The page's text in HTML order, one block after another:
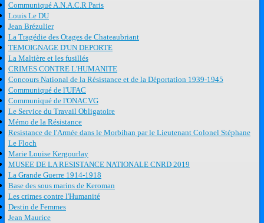
Communiqué A.N.A.C.R Paris
Louis Le DU
Jean Brézulier
La Tragédie des Otages de Chateaubriant
TEMOIGNAGE D'UN DEPORTE
La Maltière et les fusillés
CRIMES CONTRE L'HUMANITE
Concours National de la Résistance et de la Déportation 1939-1945
Communiqué de l'UFAC
Communiqué de l'ONACVG
Le Service du Travail Obligatoire
Mémo de la Résistance
Resistance de l'Armée dans le Morbihan par le Lieutenant Colonel Stéphane
Le Floch
Marie Louise Kergourlay
MUSEE DE LA RESISTANCE NATIONALE CNRD 2019
La Grande Guerre 1914-1918
Base des sous marins de Keroman
Les crimes contre l'Humanité
Destin de Femmes
Jean Maurice